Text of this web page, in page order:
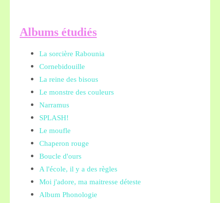
Albums étudiés
La sorcière Rabounia
Cornebidouille
La reine des bisous
Le monstre des couleurs
Narramus
SPLASH!
Le moufle
Chaperon rouge
Boucle d'ours
A l'école, il y a des règles
Moi j'adore, ma maitresse déteste
Album Phonologie